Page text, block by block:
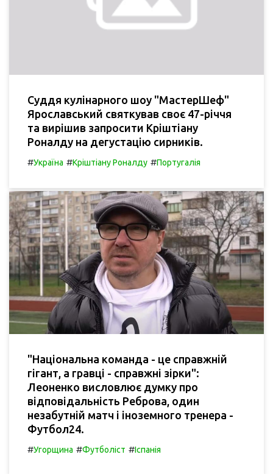
Суддя кулінарного шоу "МастерШеф"
Ярославський святкував своє 47-річчя
та вирішив запросити Кріштіану
Роналду на дегустацію сирників.
#Україна #Кріштіану Роналду #Португалія
"Національна команда - це справжній
гігант, а гравці - справжні зірки":
Леоненко висловлює думку про
відповідальність Реброва, один
незабутній матч і іноземного тренера -
Футбол24.
#Угорщина #Футболіст #Іспанія